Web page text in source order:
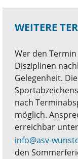
WEITERE
Wer den
Disziplinen
Gelegenheit.
nach
möglich.
erreichbar
info@asv-
den